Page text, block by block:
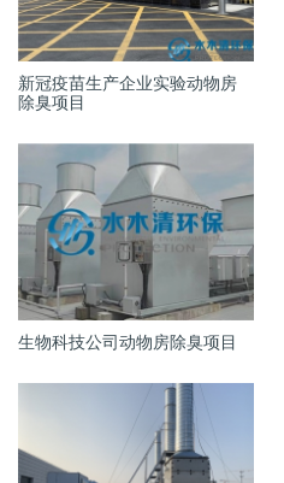
新冠疫苗生产企业实验动物房
除臭项目
生物科技公司动物房除臭项目